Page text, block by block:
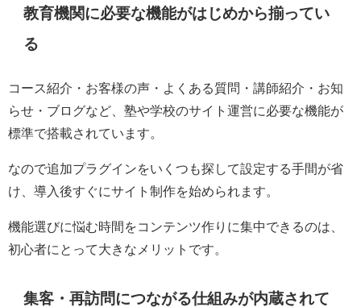
教育機関に必要な機能がはじめから揃ってい
る
コース紹介・お客様の声・よくある質問・講師紹介・お知
らせ・ブログなど、塾や学校のサイト運営に必要な機能が
標準で搭載されています。
なので追加プラグインをいくつも探して設定する手間が省
け、導入後すぐにサイト制作を始められます。
機能選びに悩む時間をコンテンツ作りに集中できるのは、
初心者にとって大きなメリットです。
集客・再訪問につながる仕組みが内蔵されて